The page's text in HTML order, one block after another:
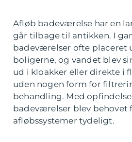
Afløb badeværelse har en
går tilbage til antikken. I
badeværelser ofte placeret
boligerne, og vandet blev
ud i kloakker eller direkte i
uden nogen form for
behandling. Med
badeværelser blev behovet
afløbssystemer tydeligt.